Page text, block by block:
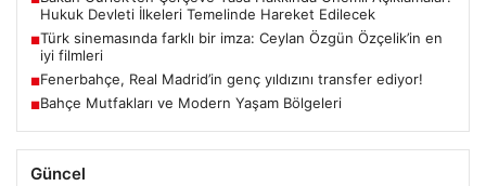
Hukuk Devleti İlkeleri Temelinde Hareket Edilecek
■Türk sinemasında farklı bir imza: Ceylan Özgün Özçelik’in en
iyi filmleri
■Fenerbahçe, Real Madrid’in genç yıldızını transfer ediyor!
■Bahçe Mutfakları ve Modern Yaşam Bölgeleri
Güncel